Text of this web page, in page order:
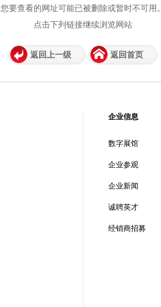
您要查看的网址可能已被删除或暂时不可用。
点击下列链接继续浏览网站
返回上一级 返回首页
企业信息
数字展馆
企业参观
企业新闻
诚聘英才
经销商招募